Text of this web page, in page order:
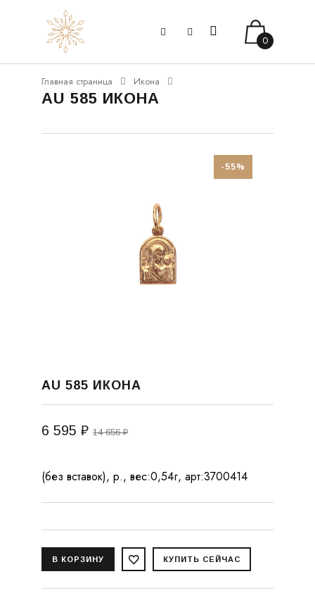
0
Главная страница Икона
AU 585 ИКОНА
-55%
AU 585 ИКОНА
6 595 ₽ 14 656 ₽
(без вставок), р., вес:0,54г, арт:3700414